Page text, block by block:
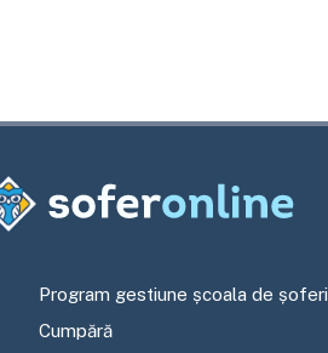
Program gestiune școala de șoferi
Cumpără